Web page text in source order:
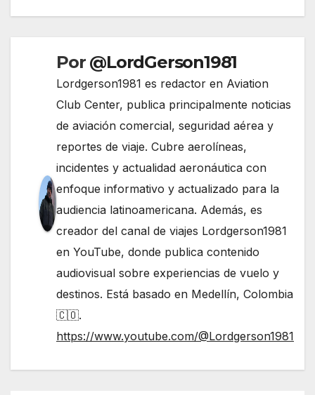
Por @LordGerson1981
Lordgerson1981 es redactor en Aviation
Club Center, publica principalmente noticias
de aviación comercial, seguridad aérea y
reportes de viaje. Cubre aerolíneas,
incidentes y actualidad aeronáutica con
enfoque informativo y actualizado para la
audiencia latinoamericana. Además, es
creador del canal de viajes Lordgerson1981
en YouTube, donde publica contenido
audiovisual sobre experiencias de vuelo y
destinos. Está basado en Medellín, Colombia
🇨🇴.
https://www.youtube.com/@Lordgerson1981